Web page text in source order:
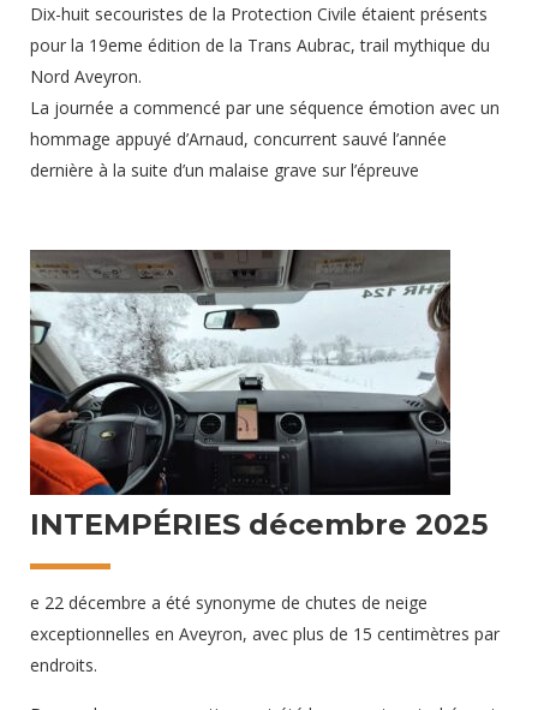
Dix-huit secouristes de la Protection Civile étaient présents
pour la 19eme édition de la Trans Aubrac, trail mythique du
Nord Aveyron.
La journée a commencé par une séquence émotion avec un
hommage appuyé d’Arnaud, concurrent sauvé l’année
dernière à la suite d’un malaise grave sur l’épreuve
INTEMPÉRIES décembre 2025
e 22 décembre a été synonyme de chutes de neige
exceptionnelles en Aveyron, avec plus de 15 centimètres par
endroits.